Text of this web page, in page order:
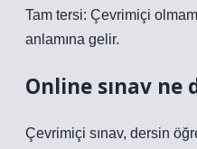
Tam tersi: Çevrimiçi
anlamına gelir.
Online sınav ne
Çevrimiçi sınav, dersin